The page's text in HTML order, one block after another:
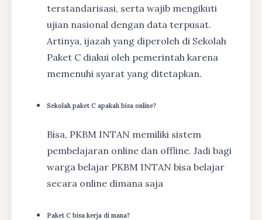
terstandarisasi, serta wajib mengikuti
ujian nasional dengan data terpusat.
Artinya, ijazah yang diperoleh di Sekolah
Paket C diakui oleh pemerintah karena
memenuhi syarat yang ditetapkan.
Sekolah paket C apakah bisa online?
Bisa, PKBM INTAN memiliki sistem
pembelajaran online dan offline. Jadi bagi
warga belajar PKBM INTAN bisa belajar
secara online dimana saja
Paket C bisa kerja di mana?